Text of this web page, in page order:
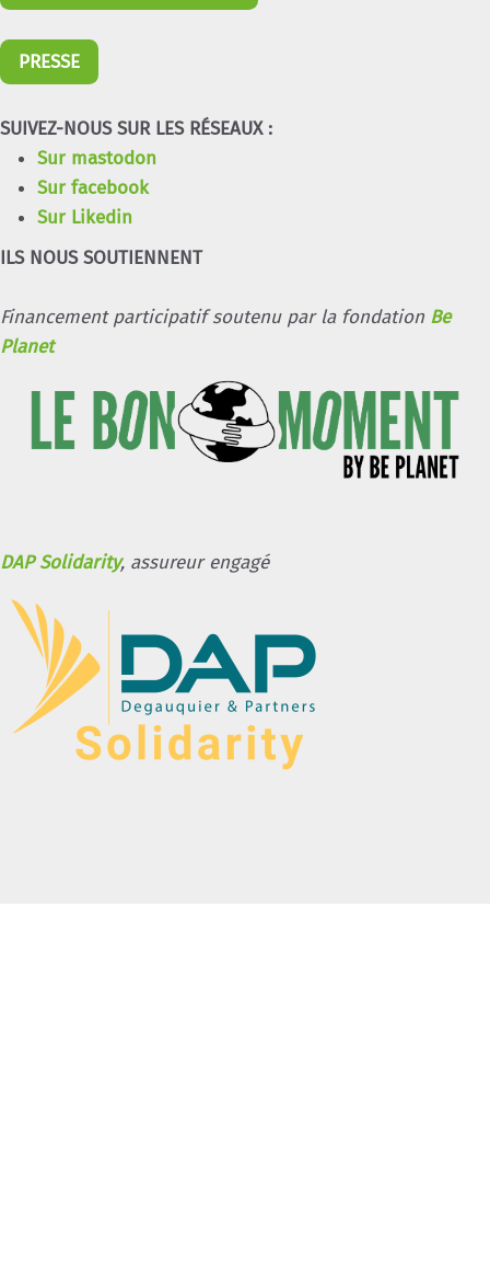
PRESSE
SUIVEZ-NOUS SUR LES RÉSEAUX :
Sur mastodon
Sur facebook
Sur Likedin
ILS NOUS SOUTIENNENT
Financement participatif soutenu par la fondation Be
Planet
DAP Solidarity, assureur engagé